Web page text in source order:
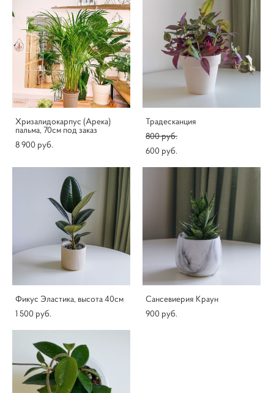
Хризалидокарпус (Арека)
пальма, 70см под заказ
8 900 pуб.
Традесканция
800 pуб.
600 pуб.
Фикус Эластика, высота 40см
1 500 pуб.
Сансевиерия Краун
900 pуб.